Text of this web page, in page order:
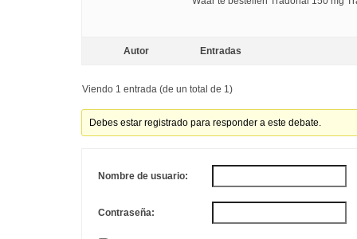
Autor Entradas
Viendo 1 entrada (de un total de 1)
Debes estar registrado para responder a este debate.
Nombre de usuario:
Contraseña: